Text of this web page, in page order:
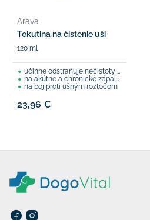
Arava
Tekutina na čistenie uší
120 ml
účinne odstraňuje nečistoty z uší
na akútne a chronické zápaly uší
na boj proti ušným roztočom
23,96 €